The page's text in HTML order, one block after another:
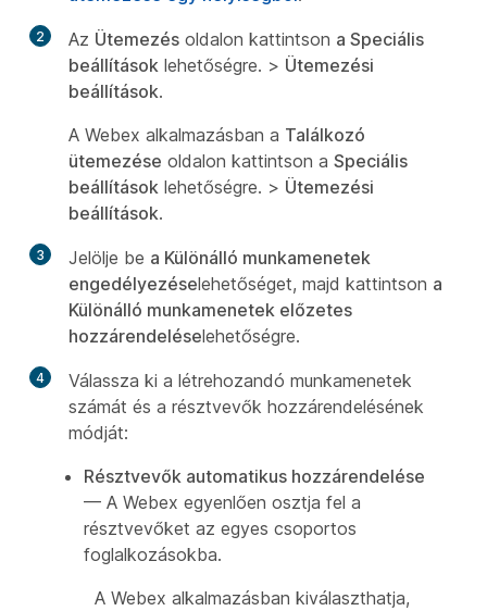
2 Az Ütemezés oldalon kattintson a Speciális
beállítások lehetőségre. > Ütemezési
beállítások.
A Webex alkalmazásban a Találkozó
ütemezése oldalon kattintson a Speciális
beállítások lehetőségre. > Ütemezési
beállítások.
3 Jelölje be a Különálló munkamenetek
engedélyezéselehetőséget, majd kattintson a
Különálló munkamenetek előzetes
hozzárendeléselehetőségre.
4
Válassza ki a létrehozandó munkamenetek
számát és a résztvevők hozzárendelésének
módját:
Résztvevők automatikus hozzárendelése
— A Webex egyenlően osztja fel a
résztvevőket az egyes csoportos
foglalkozásokba.
A Webex alkalmazásban kiválaszthatja,